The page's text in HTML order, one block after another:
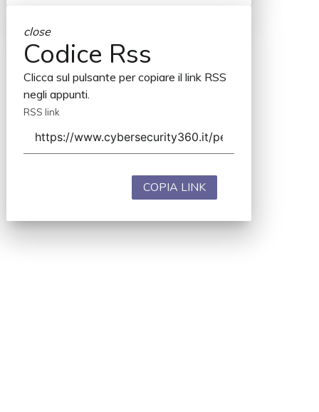
close
Codice Rss
Clicca sul pulsante per copiare il link RSS
negli appunti.
RSS link
COPIA LINK